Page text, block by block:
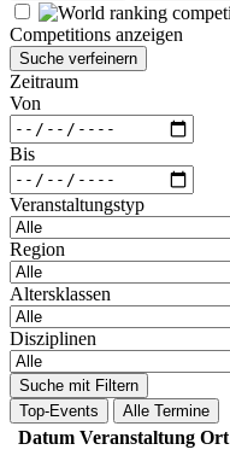
Competitions anzeigen
Suche verfeinern
Zeitraum
Von
Bis
Veranstaltungstyp
Region
Altersklassen
Disziplinen
Suche mit Filtern
Top-Events
Alle Termine
Datum Veranstaltung Ort